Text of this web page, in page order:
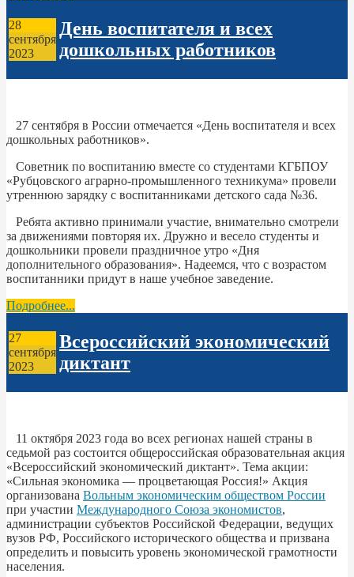
28
сентября
2023
День воспитателя и всех
дошкольных работников
27 сентября в России отмечается «День воспитателя и всех
дошкольных работников».
Советник по воспитанию вместе со студентами КГБПОУ
«Рубцовского аграрно-промышленного техникума» провели
утреннюю зарядку с воспитанниками детского сада №36.
Ребята активно принимали участие, внимательно смотрели
за движениями повторяя их. Дружно и весело студенты и
дошкольники провели праздничное утро «Дня
дополнительного образования». Надеемся, что с возрастом
воспитанники придут в наше учебное заведение.
Подробнее...
27
сентября
2023
Всероссийский экономический
диктант
11 октября 2023 года во всех регионах нашей страны в
седьмой раз состоится общероссийская образовательная акция
«Всероссийский экономический диктант». Тема акции:
«Сильная экономика — процветающая Россия!» Акция
организована Вольным экономическим обществом России
при участии Международного Союза экономистов,
администрации субъектов Российской Федерации, ведущих
вузов РФ, Российского исторического общества и призвана
определить и повысить уровень экономической грамотности
населения.